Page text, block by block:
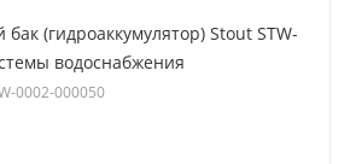
(гидроаккумулятор) Stout STW-
водоснабжения
0002-000050